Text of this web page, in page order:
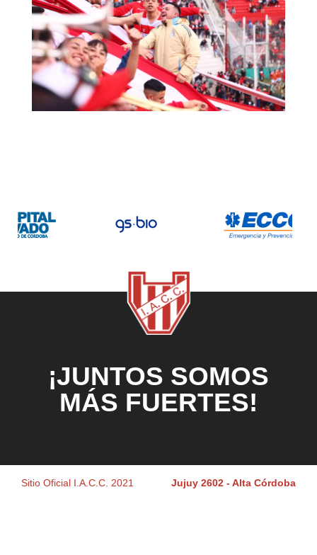
¡JUNTOS SOMOS
MÁS FUERTES!
Sitio Oficial I.A.C.C. 2021 Jujuy 2602 - Alta Córdoba